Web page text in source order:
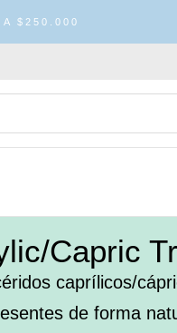
A $250.000
Capric
caprílicos/
de forma